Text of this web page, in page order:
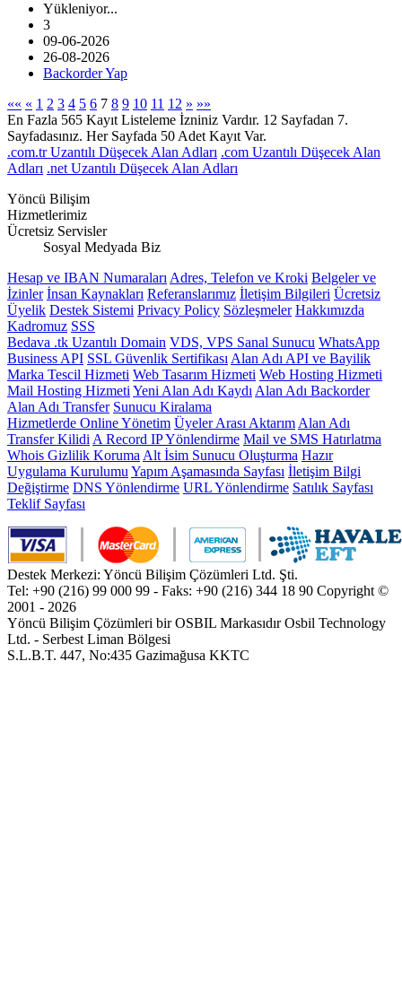
Yükleniyor...
3
09-06-2026
26-08-2026
Backorder Yap
«« « 1 2 3 4 5 6 7 8 9 10 11 12 » »»
En Fazla 565 Kayıt Listeleme İzniniz Vardır. 12 Sayfadan 7.
Sayfadasınız. Her Sayfada 50 Adet Kayıt Var.
.com.tr Uzantılı Düşecek Alan Adları .com Uzantılı Düşecek Alan
Adları .net Uzantılı Düşecek Alan Adları
Yöncü Bilişim
Hizmetlerimiz
Ücretsiz Servisler
Sosyal Medyada Biz
Hesap ve IBAN Numaraları Adres, Telefon ve Kroki Belgeler ve
İzinler İnsan Kaynakları Referanslarımız İletişim Bilgileri Ücretsiz
Üyelik Destek Sistemi Privacy Policy Sözleşmeler Hakkımızda
Kadromuz SSS
Bedava .tk Uzantılı Domain VDS, VPS Sanal Sunucu WhatsApp
Business API SSL Güvenlik Sertifikası Alan Adı API ve Bayilik
Marka Tescil Hizmeti Web Tasarım Hizmeti Web Hosting Hizmeti
Mail Hosting Hizmeti Yeni Alan Adı Kaydı Alan Adı Backorder
Alan Adı Transfer Sunucu Kiralama
Hizmetlerde Online Yönetim Üyeler Arası Aktarım Alan Adı
Transfer Kilidi A Record IP Yönlendirme Mail ve SMS Hatırlatma
Whois Gizlilik Koruma Alt İsim Sunucu Oluşturma Hazır
Uygulama Kurulumu Yapım Aşamasında Sayfası İletişim Bilgi
Değiştirme DNS Yönlendirme URL Yönlendirme Satılık Sayfası
Teklif Sayfası
Destek Merkezi: Yöncü Bilişim Çözümleri Ltd. Şti.
Tel: +90 (216) 99 000 99 - Faks: +90 (216) 344 18 90 Copyright ©
2001 - 2026
Yöncü Bilişim Çözümleri bir OSBIL Markasıdır Osbil Technology
Ltd. - Serbest Liman Bölgesi
S.L.B.T. 447, No:435 Gazimağusa KKTC